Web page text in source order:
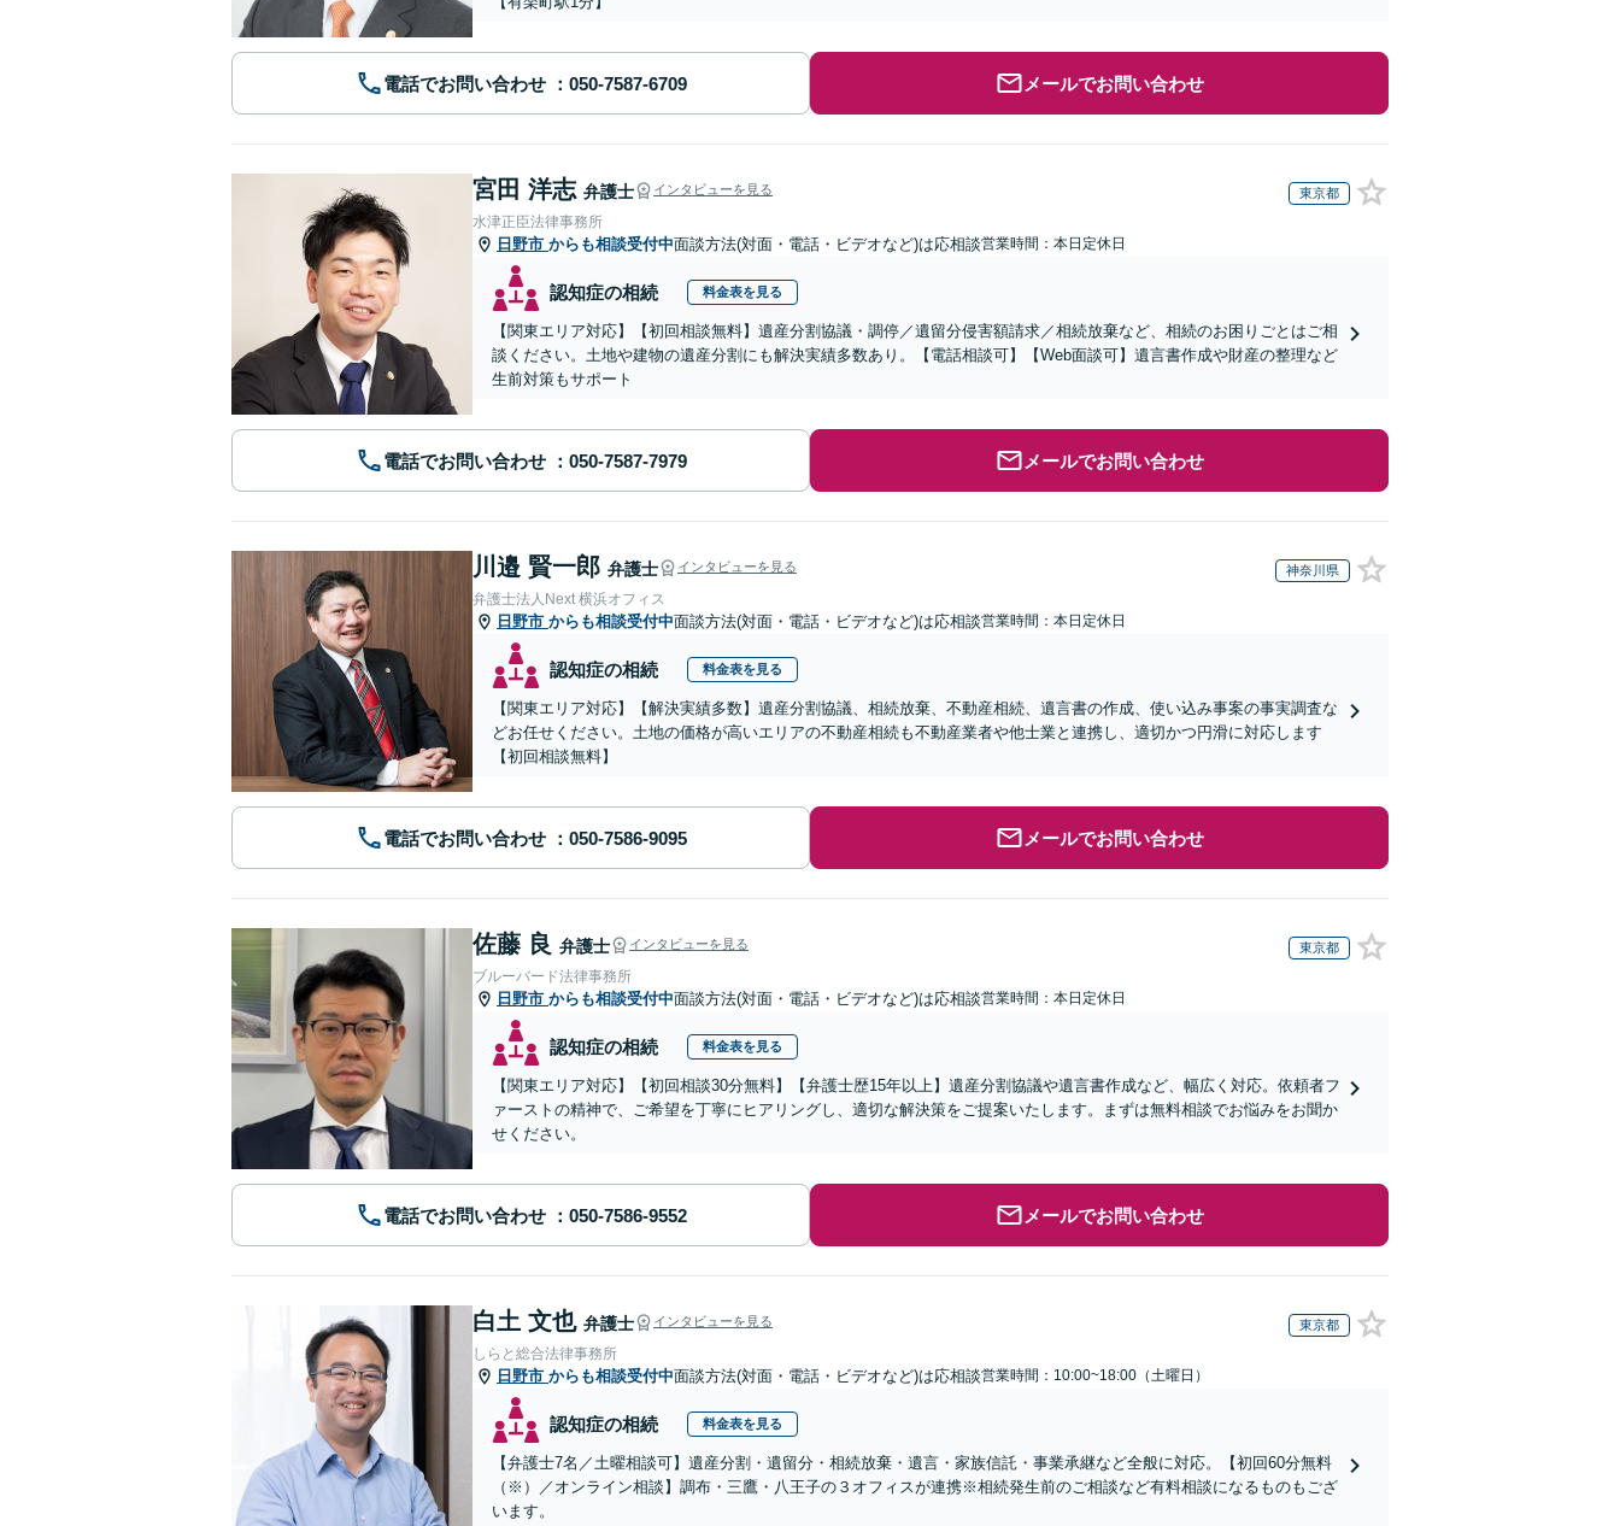
電話でお問い合わせ メールでお問い合わせ
宮田 洋志 弁護士 インタビューを見る 東京都
水津正臣法律事務所
日野市 からも相談受付中面談方法(対面・電話・ビデオなど)は応相談営業時間：本日定休日
認知症の相続 料金表を見る
【関東エリア対応】【初回相談無料】遺産分割協議・調停／遺留分侵害額請求／相続放棄など、相続のお困りごとはご相
談ください。土地や建物の遺産分割にも解決実績多数あり。【電話相談可】【Web面談可】遺言書作成や財産の整理など
生前対策もサポート
電話でお問い合わせ メールでお問い合わせ
川邉 賢一郎 弁護士 インタビューを見る 神奈川県
弁護士法人Next 横浜オフィス
日野市 からも相談受付中面談方法(対面・電話・ビデオなど)は応相談営業時間：本日定休日
認知症の相続 料金表を見る
【関東エリア対応】【解決実績多数】遺産分割協議、相続放棄、不動産相続、遺言書の作成、使い込み事案の事実調査な
どお任せください。土地の価格が高いエリアの不動産相続も不動産業者や他士業と連携し、適切かつ円滑に対応します
【初回相談無料】
電話でお問い合わせ メールでお問い合わせ
佐藤 良 弁護士 インタビューを見る 東京都
ブルーバード法律事務所
日野市 からも相談受付中面談方法(対面・電話・ビデオなど)は応相談営業時間：本日定休日
認知症の相続 料金表を見る
【関東エリア対応】【初回相談30分無料】【弁護士歴15年以上】遺産分割協議や遺言書作成など、幅広く対応。依頼者フ
ァーストの精神で、ご希望を丁寧にヒアリングし、適切な解決策をご提案いたします。まずは無料相談でお悩みをお聞か
せください。
電話でお問い合わせ メールでお問い合わせ
白土 文也 弁護士 インタビューを見る 東京都
しらと総合法律事務所
日野市 からも相談受付中面談方法(対面・電話・ビデオなど)は応相談営業時間：10:00~18:00（土曜日）
認知症の相続 料金表を見る
【弁護士7名／土曜相談可】遺産分割・遺留分・相続放棄・遺言・家族信託・事業承継など全般に対応。【初回60分無料
（※）／オンライン相談】調布・三鷹・八王子の３オフィスが連携※相続発生前のご相談など有料相談になるものもござ
います。